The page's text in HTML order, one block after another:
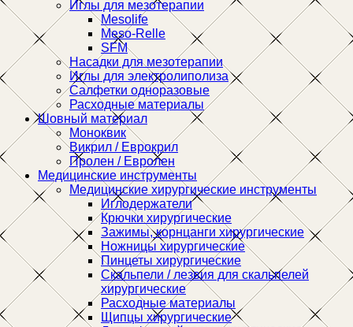
Иглы для мезотерапии
Mesolife
Meso-Relle
SFM
Насадки для мезотерапии
Иглы для электролиполиза
Салфетки одноразовые
Расходные материалы
Шовный материал
Моноквик
Викрил / Еврокрил
Пролен / Евролен
Медицинские инструменты
Медицинские хирургические инструменты
Иглодержатели
Крючки хирургические
Зажимы, корнцанги хирургические
Ножницы хирургические
Пинцеты хирургические
Скальпели / лезвия для скальпелей
хирургические
Расходные материалы
Щипцы хирургические